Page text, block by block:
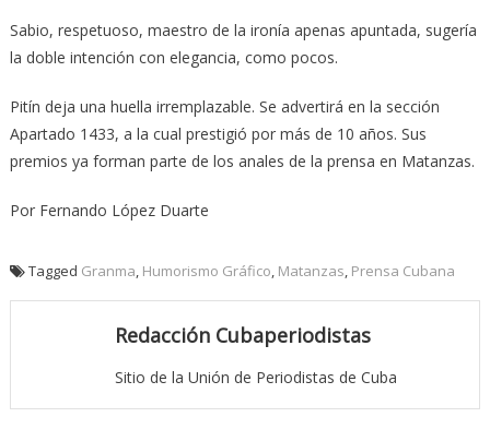
Sabio, respetuoso, maestro de la ironía apenas apuntada, sugería
la doble intención con elegancia, como pocos.
Pitín deja una huella irremplazable. Se advertirá en la sección
Apartado 1433, a la cual prestigió por más de 10 años. Sus
premios ya forman parte de los anales de la prensa en Matanzas.
Por Fernando López Duarte
Tagged Granma, Humorismo Gráfico, Matanzas, Prensa Cubana
Redacción Cubaperiodistas
Sitio de la Unión de Periodistas de Cuba